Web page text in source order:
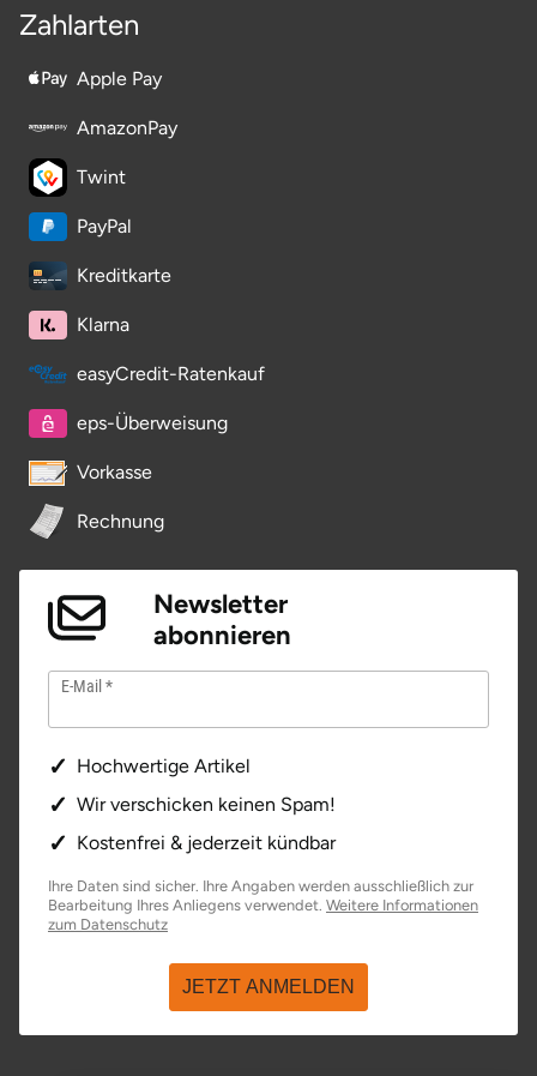
Zahlarten
Apple Pay
AmazonPay
Twint
PayPal
Kreditkarte
Klarna
easyCredit-Ratenkauf
eps-Überweisung
Vorkasse
Rechnung
Newsletter
abonnieren
E-Mail
Hochwertige Artikel
Wir verschicken keinen Spam!
Kostenfrei & jederzeit kündbar
Ihre Daten sind sicher. Ihre Angaben werden ausschließlich zur
Bearbeitung Ihres Anliegens verwendet. Weitere Informationen
zum Datenschutz
JETZT ANMELDEN